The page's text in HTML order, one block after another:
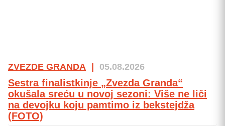
ZVEZDE GRANDA 05.08.2026
Sestra finalistkinje „Zvezda Granda“
okušala sreću u novoj sezoni: Više ne liči
na devojku koju pamtimo iz bekstejdža
(FOTO)